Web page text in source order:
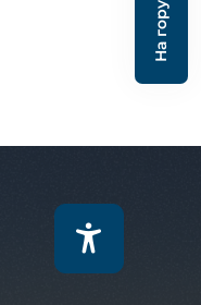
На гору